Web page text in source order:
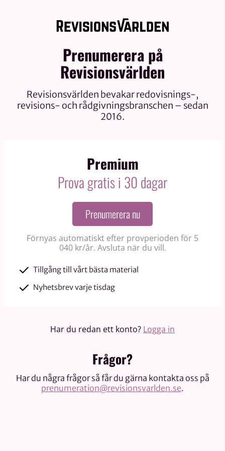
Prenumerera på
Revisionsvärlden
Revisionsvärlden bevakar redovisnings-,
revisions- och rådgivningsbranschen – sedan
2016.
Premium
Prova gratis i 30 dagar
Prenumerera nu
Förnyas automatiskt efter provperioden för 5
040 kr/år. Avsluta när du vill.
Tillgång till vårt bästa material
Nyhetsbrev varje tisdag
Har du redan ett konto? Logga in
Frågor?
Har du några frågor så får du gärna kontakta oss på
prenumeration@revisionsvarlden.se.